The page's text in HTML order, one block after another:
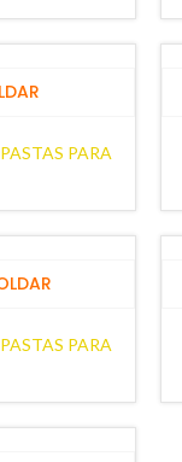
PASTAS PARA
PASTAS PARA